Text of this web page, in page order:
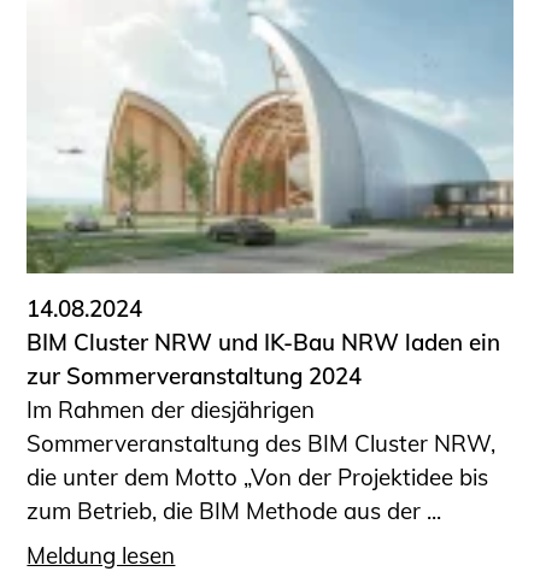
14.08.2024
BIM Cluster NRW und IK-Bau NRW laden ein
zur Sommerveranstaltung 2024
Im Rahmen der diesjährigen
Sommerveranstaltung des BIM Cluster NRW,
die unter dem Motto „Von der Projektidee bis
zum Betrieb, die BIM Methode aus der ...
Meldung lesen